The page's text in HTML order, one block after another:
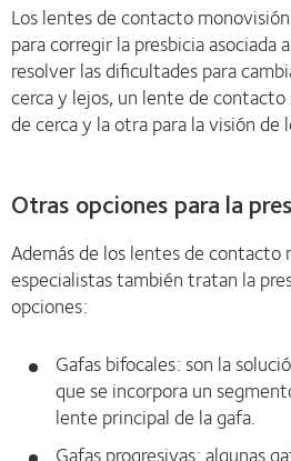
Los lentes de contacto
para corregir la presbicia asociada
resolver las dificultades para
cerca y lejos, un lente de contacto
de cerca y la otra para la visión de
Otras opciones para la
Además de los lentes de contacto
especialistas también tratan la
opciones:
Gafas bifocales: son la
que se incorpora un
lente principal de la gafa.
Gafas progresivas: algunas